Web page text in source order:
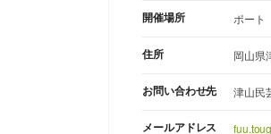
開催場所 ポート
住所 岡山県
お問い合わせ先 津山民
メールアドレス